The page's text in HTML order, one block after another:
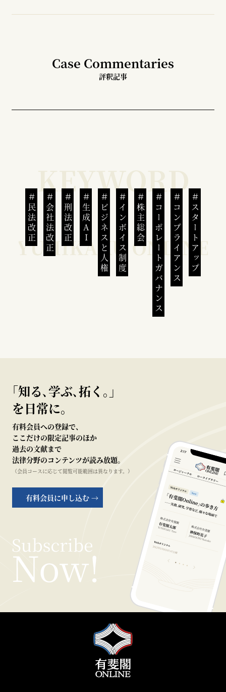
Case Commentaries
評釈記事
民法改正 会社法改正 刑法改正 生成AI ビジネスと人権インボイス制度 株主総会 コーポレートガバナンスコンプライアンススタートアップ
｢知る､学ぶ､拓く｡｣
を日常に。
有料会員への登録で、
ここだけの限定記事のほか
過去の文献まで
法律分野のコンテンツが読み放題。
（会員コースに応じて閲覧可能範囲は異なります。）
有料会員に申し込む →